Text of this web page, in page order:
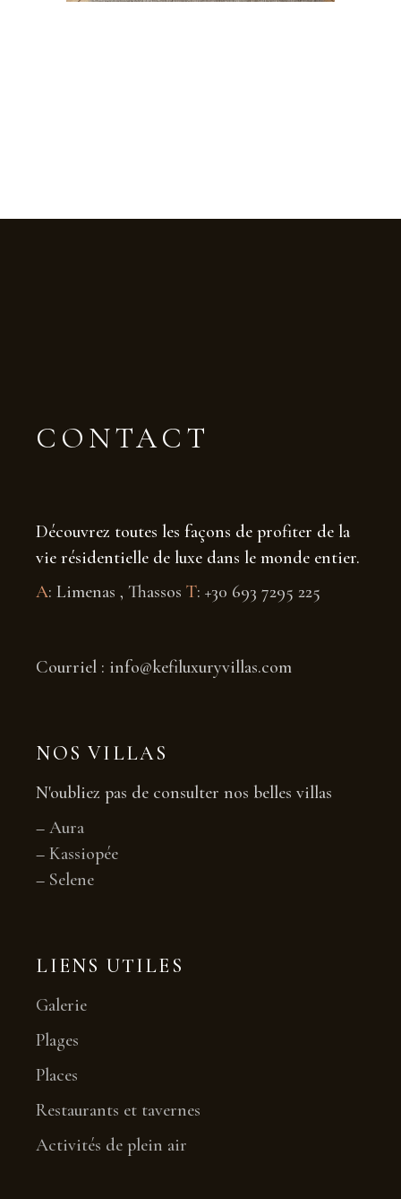
CONTACT
Découvrez toutes les façons de profiter de la
vie résidentielle de luxe dans le monde entier.
A: Limenas , ThassosT: +30 693 7295 225
Courriel : info@kefiluxuryvillas.com
NOS VILLAS
N'oubliez pas de consulter nos belles villas
–Aura
–Kassiopée
– Selene
LIENS UTILES
Galerie
Plages
Places
Restaurants et tavernes
Activités de plein air